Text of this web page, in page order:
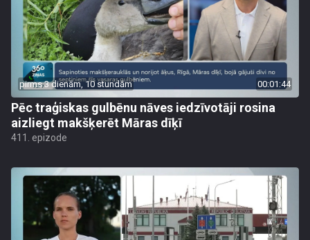
pirms 3 dienām, 10 stundām 00:01:44
Pēc traģiskas gulbēnu nāves iedzīvotāji rosina
aizliegt makšķerēt Māras dīķī
411. epizode